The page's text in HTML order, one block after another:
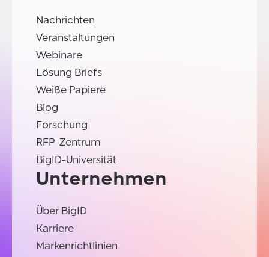
Nachrichten
Veranstaltungen
Webinare
Lösung Briefs
Weiße Papiere
Blog
Forschung
RFP-Zentrum
BigID-Universität
Unternehmen
Über BigID
Karriere
Markenrichtlinien